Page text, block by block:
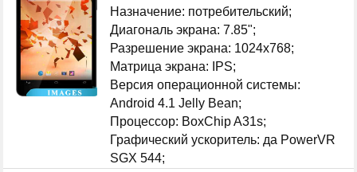
Назначение: потребительский;
Диагональ экрана: 7.85";
Разрешение экрана: 1024x768;
Матрица экрана: IPS;
Версия операционной системы:
Android 4.1 Jelly Bean;
Процессор: BoxChip A31s;
Графический ускоритель: да PowerVR
SGX 544;